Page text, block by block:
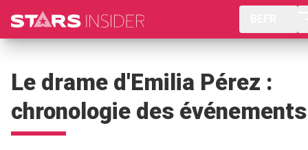
Le drame d'Emilia Pérez :
chronologie des événements